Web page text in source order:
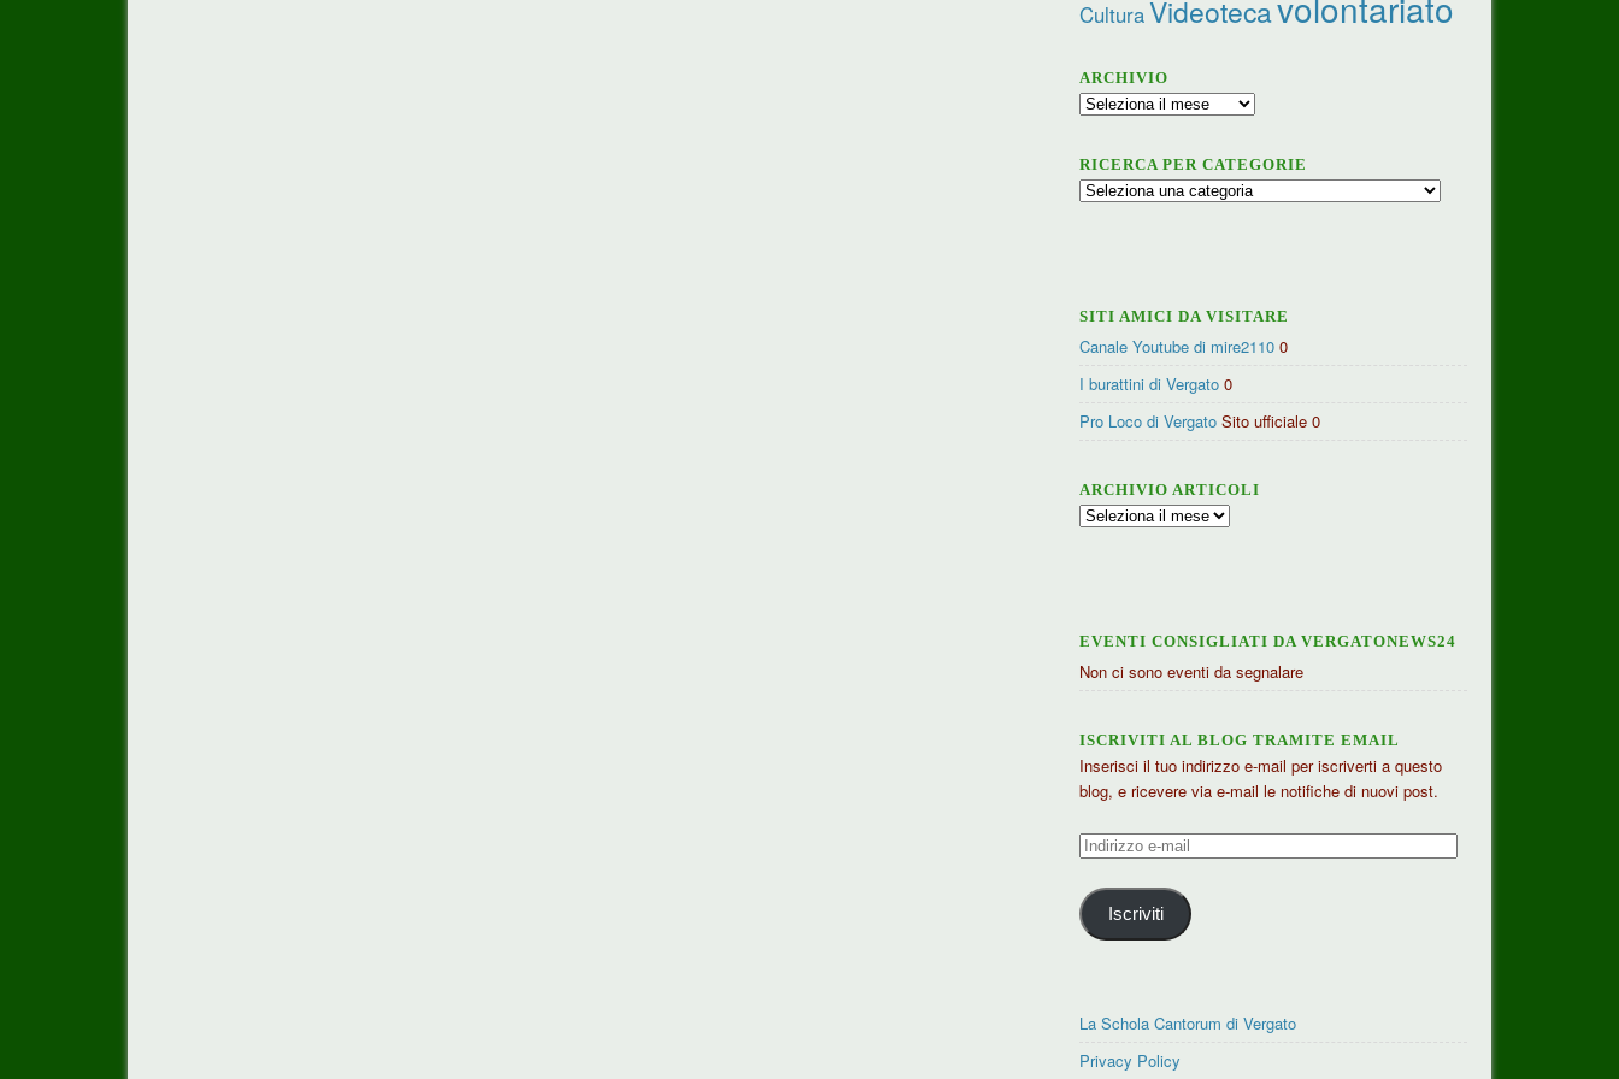
CulturaVideoteca
ARCHIVIO
Archivio
RICERCA PER CATEGORIE
Ricerca
SITI AMICI DA VISITARE
Canale Youtube di mire2110 0
I burattini di Vergato 0
Pro Loco di Vergato Sito ufficiale 0
ARCHIVIO ARTICOLI
Archivio
EVENTI CONSIGLIATI DA VERGATONEWS24
Non ci sono eventi da segnalare
ISCRIVITI AL BLOG TRAMITE EMAIL
Inserisci il tuo indirizzo e-mail per iscriverti a questo
blog, e ricevere via e-mail le notifiche di nuovi post.
Indirizzo
mail
Iscriviti
La Schola Cantorum di Vergato
Privacy Policy